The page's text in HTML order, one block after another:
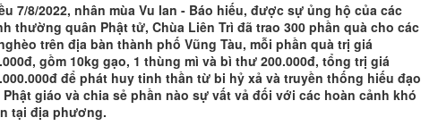
7/8/2022, nhân mùa Vu lan - Báo hiếu, được sự ủng hộ của các
thường quân Phật tử, Chùa Liên Trì đã trao 300 phần quà cho các
trên địa bàn thành phố Vũng Tàu, mỗi phần quà trị giá
gồm 10kg gạo, 1 thùng mì và bì thư 200.000đ, tổng trị giá
để phát huy tinh thần từ bi hỷ xả và truyền thống hiếu đạo
Phật giáo và chia sẻ phần nào sự vất vả đối với các hoàn cảnh khó
tại địa phương.